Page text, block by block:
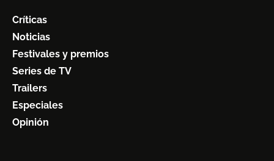
Críticas
Noticias
Festivales y premios
Series de TV
Trailers
Especiales
Opinión